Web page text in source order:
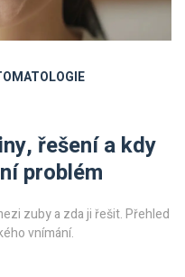
řešení a kdy
problém
zuby a zda ji řešit. Přehled
vnímání.